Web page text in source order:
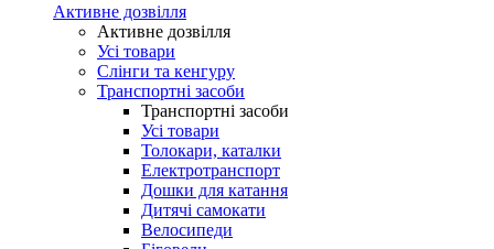
Активне дозвілля
Активне дозвілля
Усі товари
Слінги та кенгуру
Транспортні засоби
Транспортні засоби
Усі товари
Толокари, каталки
Електротранспорт
Дошки для катання
Дитячі самокати
Велосипеди